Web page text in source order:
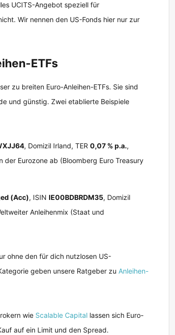
UCITS-Angebot speziell für
Wir nennen den US-Fonds hier nur zur
ETFs
zu breiten Euro-Anleihen-ETFs. Sie sind
und günstig. Zwei etablierte Beispiele
, Domizil Irland, TER 0,07 % p.a.,
der Eurozone ab (Bloomberg Euro Treasury
(Acc), ISIN IE00BDBRDM35, Domizil
Anleihenmix (Staat und
ohne den für dich nutzlosen US-
geben unsere Ratgeber zu Anleihen-
wie Scalable Capital lassen sich Euro-
auf ein Limit und den Spread.